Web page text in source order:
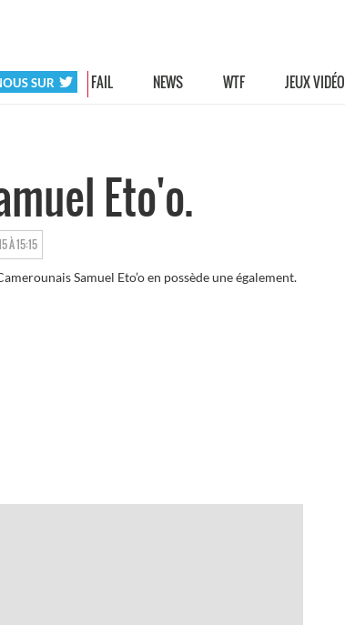
HOT FAIL NEWS WTF JEUX VIDÉO
Eto'o.
À 15:15
Samuel Eto’o en possède une également.